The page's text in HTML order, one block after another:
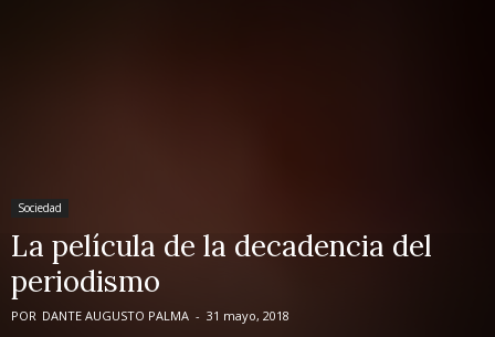
Sociedad
La película de la decadencia del
periodismo
POR DANTE AUGUSTO PALMA - 31 mayo, 2018